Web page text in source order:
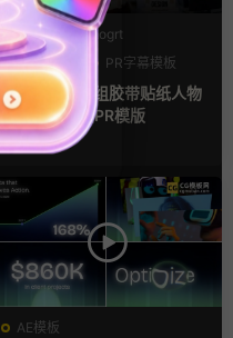
PR基本图形mogrt
PR基本图形
PR字幕模板
人物介绍
pr字幕模板 9组胶带贴纸人物
介绍角标动画PR模版
1天前
AE模板